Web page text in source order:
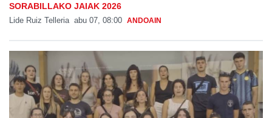
SORABILLAKO JAIAK 2026
Lide Ruiz Telleria abu 07, 08:00 ANDOAIN